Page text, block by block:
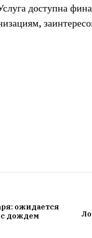
доступна
ожидается
дождем